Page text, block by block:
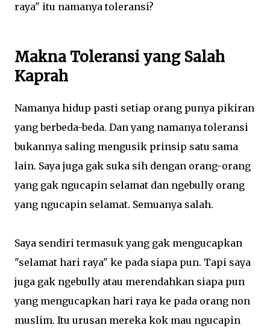
raya" itu namanya toleransi?
Makna Toleransi yang Salah
Kaprah
Namanya hidup pasti setiap orang punya pikiran
yang berbeda-beda. Dan yang namanya toleransi
bukannya saling mengusik prinsip satu sama
lain. Saya juga gak suka sih dengan orang-orang
yang gak ngucapin selamat dan ngebully orang
yang ngucapin selamat. Semuanya salah.
Saya sendiri termasuk yang gak mengucapkan
"selamat hari raya" ke pada siapa pun. Tapi saya
juga gak ngebully atau merendahkan siapa pun
yang mengucapkan hari raya ke pada orang non
muslim. Itu urusan mereka kok mau ngucapin